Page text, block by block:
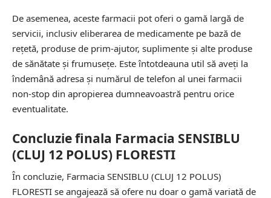
De asemenea, aceste farmacii pot oferi o gamă largă de
servicii, inclusiv eliberarea de medicamente pe bază de
rețetă, produse de prim-ajutor, suplimente și alte produse
de sănătate și frumusețe. Este întotdeauna util să aveți la
îndemână adresa și numărul de telefon al unei farmacii
non-stop din apropierea dumneavoastră pentru orice
eventualitate.
Concluzie finala Farmacia SENSIBLU
(CLUJ 12 POLUS) FLORESTI
În concluzie, Farmacia SENSIBLU (CLUJ 12 POLUS)
FLORESTI se angajează să ofere nu doar o gamă variată de